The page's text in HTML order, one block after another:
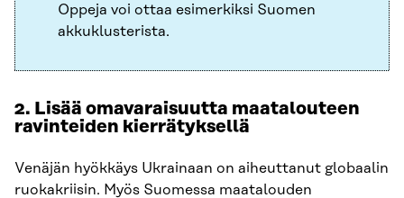
Oppeja voi ottaa esimerkiksi Suomen
akkuklusterista.
2. Lisää omavaraisuutta maatalouteen
ravinteiden kierrätyksellä
Venäjän hyökkäys Ukrainaan on aiheuttanut globaalin
ruokakriisin. Myös Suomessa maatalouden